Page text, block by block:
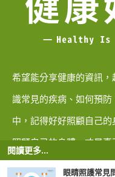
希望能分享健康的資訊
識常見的疾病、如何預
中，記得好好照顧自己的
照顧自己的身體，才是真
閱讀更多...
眼睛照護常見